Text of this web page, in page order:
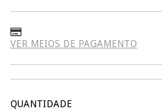
VER MEIOS DE PAGAMENTO
QUANTIDADE